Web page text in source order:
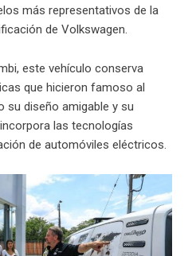
más representativos de la
de Volkswagen.
este vehículo conserva
que hicieron famoso al
su diseño amigable y su
las tecnologías
de automóviles eléctricos.